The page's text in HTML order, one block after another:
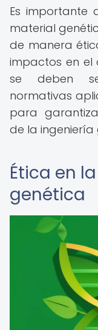
Es importante
material
de manera
impactos en el
se deben
normativas
para
de la ingeniería
Ética en
genética